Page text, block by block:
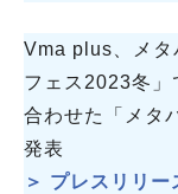
Vma plus、メタ
フェス2023冬」
合わせた「メタ
発表
＞ プレスリリー